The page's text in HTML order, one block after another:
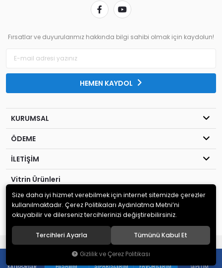
KATEGORILER HESABIM SIPARIŞLERIM FAVORILERIM SEPETIM
Fırsatlar ve duyurularımız hakkında bilgi sahibi olmak için kaydolun!
HEMEN KAYDOL
KURUMSAL
ÖDEME
İLETİŞİM
Vitrin Ürünleri
© 2020Kahraman Elektronik. Tüm hakları saklıdır.
Yeni Nesil E-Ticaret Sistemleri ile Hazırlanmıştır.
Size daha iyi hizmet verebilmek için internet sitemizde çerezler
kullanılmaktadır. Çerez Politikaları Aydınlatma Metni’ni
okuyabilir ve dilerseniz tercihlerinizi değiştirebilirsiniz.
Tercihleri Ayarla Tümünü Kabul Et
Gizlilik ve Çerez Politikası